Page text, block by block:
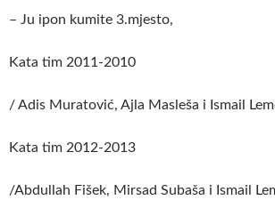
– Ju ipon kumite 3.mjesto,
Kata tim 2011-2010
/ Adis Muratović, Ajla Masleša i Ismail
Kata tim 2012-2013
/Abdullah Fišek, Mirsad Subaša i Ismail